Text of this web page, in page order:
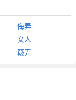
侮弄
女人
簸弄